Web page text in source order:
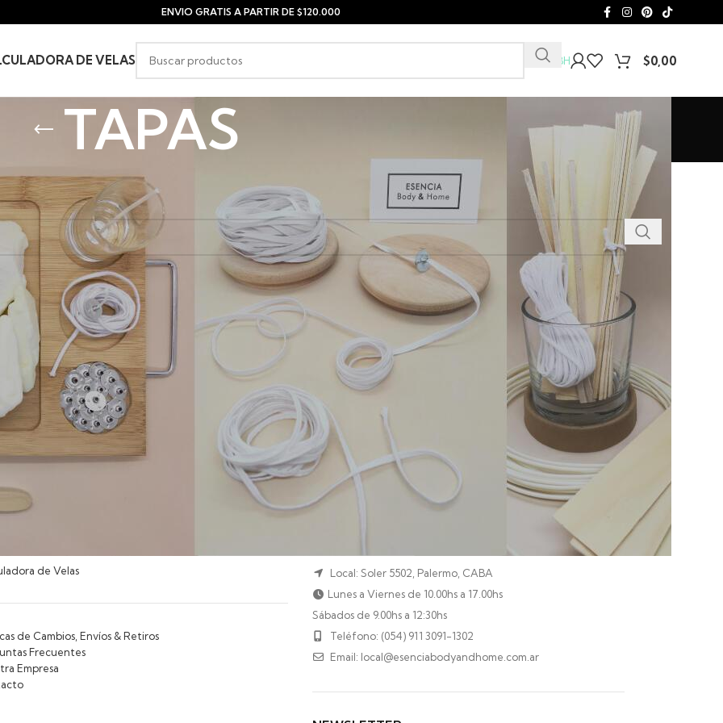
ENVIO GRATIS A PARTIR DE $120.000
DE VELAS Club EBH $0,00
TAPAS
que concuerden con la selección.
de Velas
de Cambios, Envíos & Retiros
Frecuentes
Empresa
Local: Soler 5502, Palermo, CABA
Lunes a Viernes de 10.00hs a 17.00hs
Sábados de 9.00hs a 12:30hs
Teléfono: (054) 911 3091-1302
Email: local@esenciabodyandhome.com.ar